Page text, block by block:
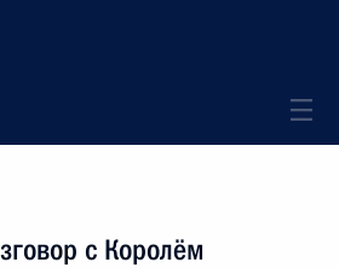
с Королём